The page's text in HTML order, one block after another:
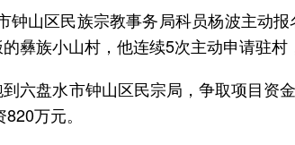
钟山区民族宗教事务局科员杨波主动
彝族小山村，他连续5次主动申请驻村
六盘水市钟山区民宗局，争取项目
万元。